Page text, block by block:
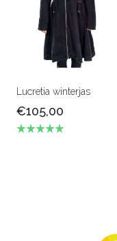
Lucretia winterjas
€105,00